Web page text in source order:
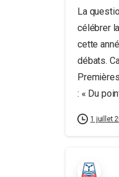
La
célébrer
cette
débats.
: « Du
1 juillet